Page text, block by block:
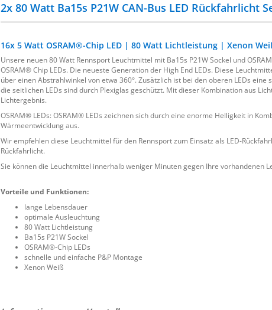
2x 80 Watt Ba15s P21W CAN-Bus LED Rückfahrlicht
16x 5 Watt OSRAM®-Chip LED | 80 Watt Lichtleistung | Xenon
Unsere neuen 80 Watt Rennsport Leuchtmittel mit Ba15s P21W Sockel und
OSRAM® Chip LEDs. Die neueste Generation der High End LEDs. Diese
über einen Abstrahlwinkel von etwa 360°. Zusätzlich ist bei den oberen LEDs
die seitlichen LEDs sind durch Plexiglas geschützt. Mit dieser Kombination aus
Lichtergebnis.
OSRAM® LEDs: OSRAM® LEDs zeichnen sich durch eine enorme Helligkeit in
Wärmeentwicklung aus.
Wir empfehlen diese Leuchtmittel für den Rennsport zum Einsatz als LED-
Rückfahrlicht.
Sie können die Leuchtmittel innerhalb weniger Minuten gegen Ihre vorhandenen
Vorteile und Funktionen:
lange Lebensdauer
optimale Ausleuchtung
80 Watt Lichtleistung
Ba15s P21W Sockel
OSRAM®-Chip LEDs
schnelle und einfache P&P Montage
Xenon Weiß